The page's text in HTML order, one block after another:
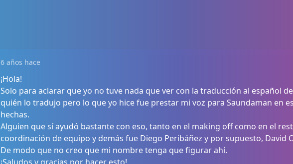
6 años hace
¡Hola!
Solo para aclarar que yo no tuve nada que ver con la traducción al español
quién lo tradujo pero lo que yo hice fue prestar mi voz para Saundaman en
hechas.
Alguien que sí ayudó bastante con eso, tanto en el making off como en el
coordinación de equipo y demás fue Diego Peribáñez y por supuesto, David
De modo que no creo que mi nombre tenga que figurar ahí.